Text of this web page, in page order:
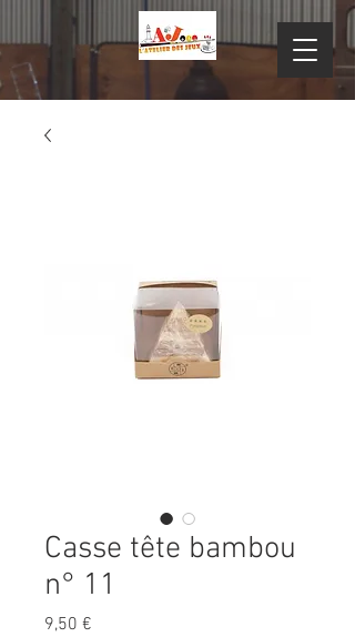
Casse tête bambou
n° 11
9,50 €